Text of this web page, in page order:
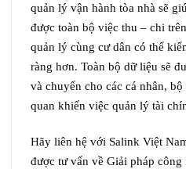
quản lý vận hành tòa nhà sẽ
được toàn bộ việc thu – chi
quản lý cùng cư dân có thể
ràng hơn. Toàn bộ dữ liệu sẽ
và chuyển cho các cá nhân,
quan khiến việc quản lý tài
Hãy liên hệ với Salink Việt
được tư vấn về Giải pháp công